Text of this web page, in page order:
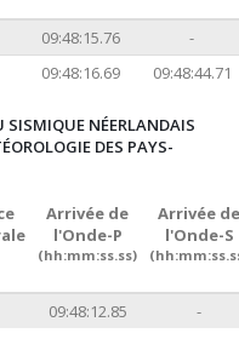
09:48:15.76
-
09:48:16.69 09:48:44.71
SISMIQUE NÉERLANDAIS
DES PAYS-
Arrivée de
l'Onde-P
(hh:mm:ss.ss)
Arrivée de
l'Onde-S
09:48:12.85 -